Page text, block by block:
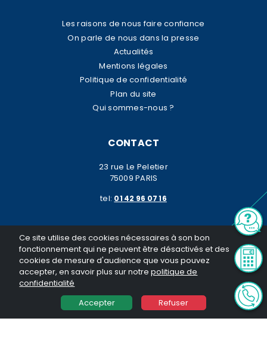
Ce site utilise des cookies nécessaires à son bon
fonctionnement qui ne peuvent être désactivés et des
cookies de mesure d'audience que vous pouvez
accepter, en savoir plus sur notrepolitique de
confidentialité
Accepter
Refuser
Les raisons de nous faire confiance
On parle de nous dans la presse
Actualités
Mentions légales
Politique de confidentialité
Plan du site
Qui sommes-nous ?
CONTACT
23 rue Le Peletier
75009 PARIS
tel: 01 42 96 07 16
© K2 Patrimoine 2026. Tous droits réservés. Toute reproduction même
partielle sans notre autorisation est interdite
Réalisation General Web